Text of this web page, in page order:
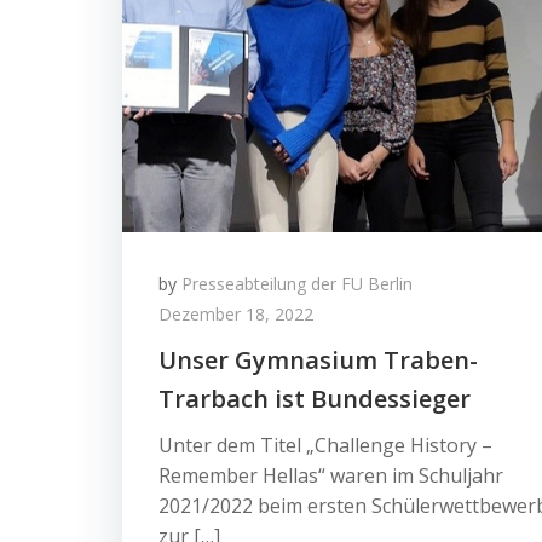
by Presseabteilung der FU Berlin
Dezember 18, 2022
Unser Gymnasium Traben-
Trarbach ist Bundessieger
Unter dem Titel „Challenge History –
Remember Hellas“ waren im Schuljahr
2021/2022 beim ersten
zur […]